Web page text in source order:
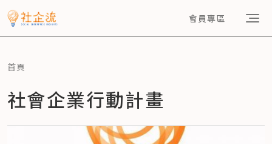
會員專區
首頁
社會企業行動計畫